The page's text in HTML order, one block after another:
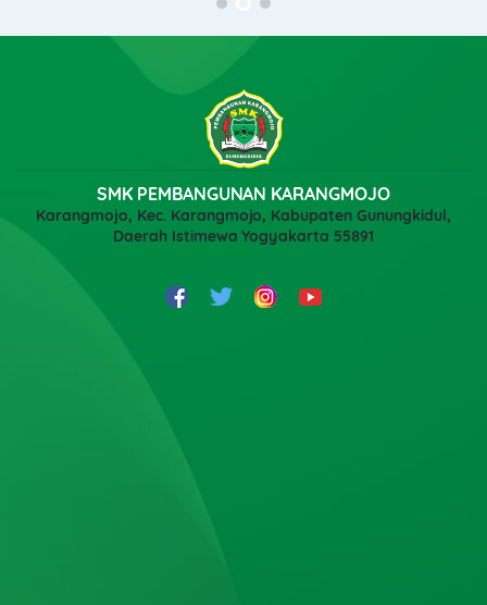
SMK PEMBANGUNAN KARANGMOJO
Karangmojo, Kec. Karangmojo, Kabupaten Gunungkidul,
Daerah Istimewa Yogyakarta 55891